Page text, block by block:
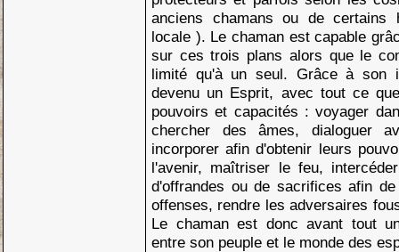
anciens chamans ou de certains
locale ). Le chaman est capable
sur ces trois plans alors que le
limité qu'à un seul. Grâce à son
devenu un Esprit, avec tout ce
pouvoirs et capacités : voyager
chercher des âmes, dialoguer
incorporer afin d'obtenir leurs
l'avenir, maîtriser le feu,
d'offrandes ou de sacrifices afin
offenses, rendre les adversaires
Le chaman est donc avant tout
entre son peuple et le monde des